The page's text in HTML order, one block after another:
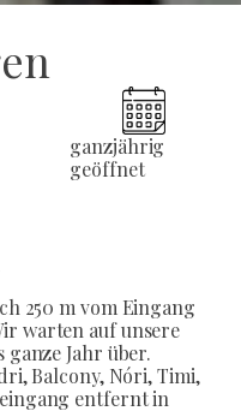
ganzjährig
geöffnet
250 m vom Eingang
warten auf unsere
ganze Jahr über.
Balcony, Nóri, Timi,
entfernt in